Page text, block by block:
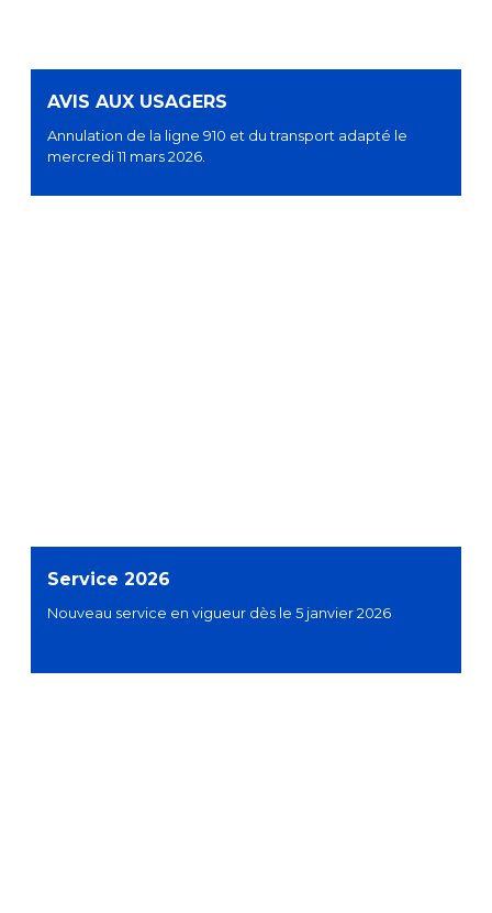
AVIS AUX USAGERS
Annulation de la ligne 910 et du transport adapté le
mercredi 11 mars 2026.
Service 2026
Nouveau service en vigueur dès le 5 janvier 2026